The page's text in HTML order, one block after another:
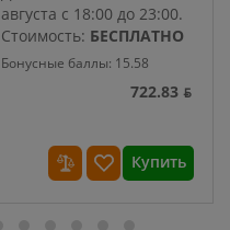
августа с 18:00 до 23:00.
Стоимость: БЕСПЛАТНО
Бонусные баллы: 15.58
722.83 ƃ
Купить